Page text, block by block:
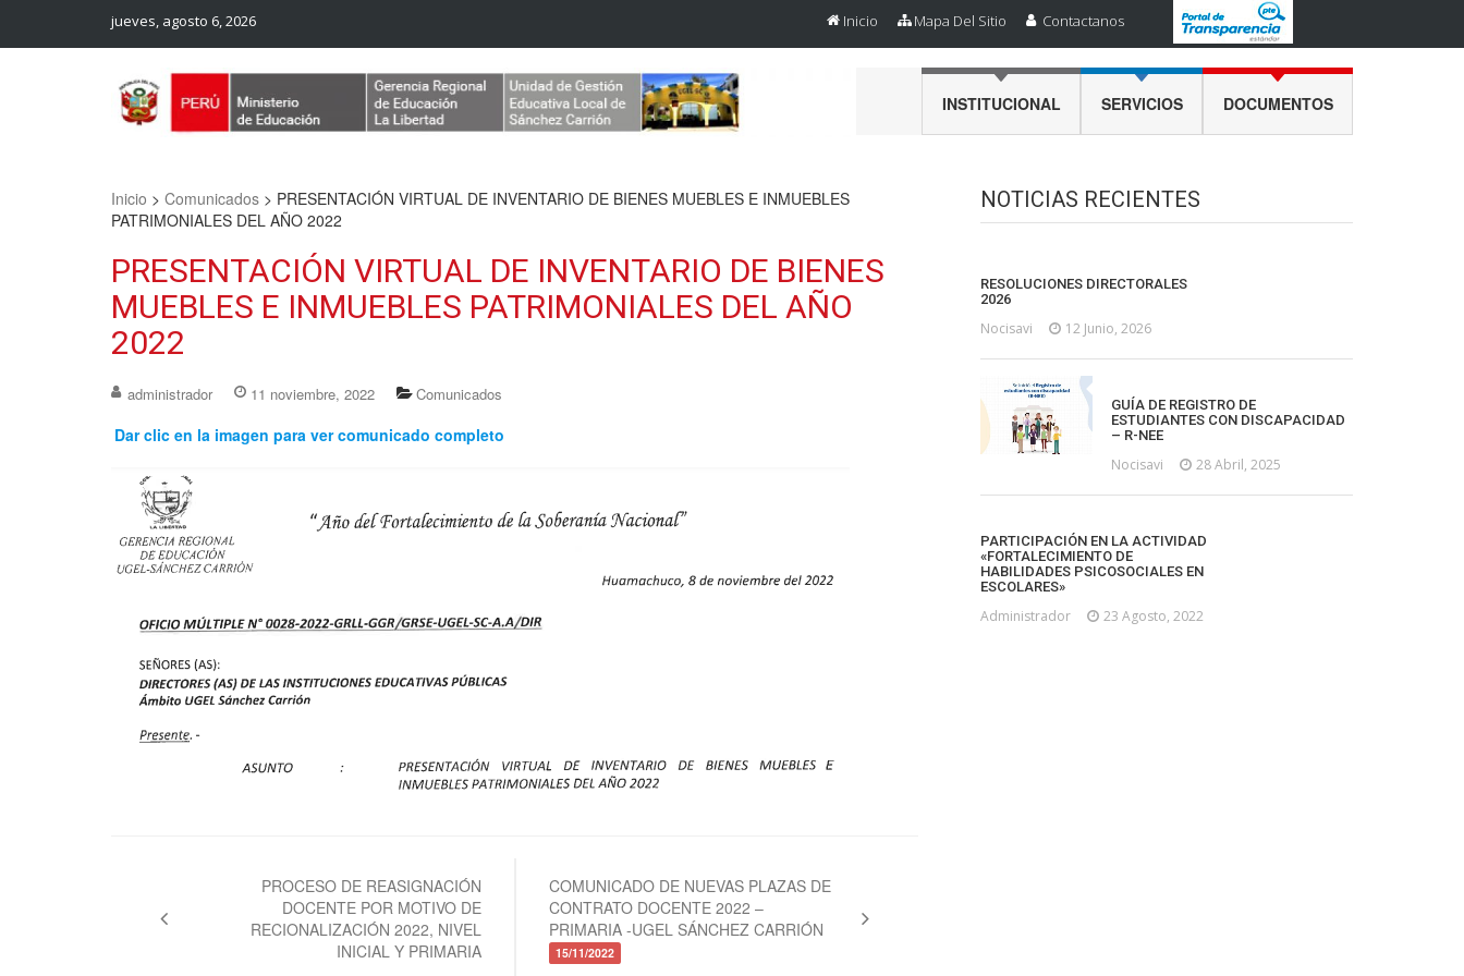
jueves, agosto 6, 2026 Inicio Mapa Del Sitio Contactanos
INSTITUCIONAL SERVICIOS DOCUMENTOS
Inicio > Comunicados > PRESENTACIÓN VIRTUAL DE INVENTARIO DE BIENES MUEBLES E INMUEBLES
PATRIMONIALES DEL AÑO 2022
PRESENTACIÓN VIRTUAL DE INVENTARIO DE BIENES
MUEBLES E INMUEBLES PATRIMONIALES DEL AÑO
2022
administrador 11 noviembre, 2022 Comunicados
Dar clic en la imagen para ver comunicado completo
entradas
PROCESO DE REASIGNACIÓN
DOCENTE POR MOTIVO DE
RECIONALIZACIÓN 2022, NIVEL
INICIAL Y PRIMARIA
COMUNICADO DE NUEVAS PLAZAS DE
CONTRATO DOCENTE 2022 –
PRIMARIA -UGEL SÁNCHEZ CARRIÓN
15/11/2022
NOTICIAS RECIENTES
RESOLUCIONES DIRECTORALES
2026
Nocisavi 12 Junio, 2026
GUÍA DE REGISTRO DE
ESTUDIANTES CON DISCAPACIDAD
– R-NEE
Nocisavi 28 Abril, 2025
PARTICIPACIÓN EN LA ACTIVIDAD
«FORTALECIMIENTO DE
HABILIDADES PSICOSOCIALES EN
ESCOLARES»
Administrador 23 Agosto, 2022